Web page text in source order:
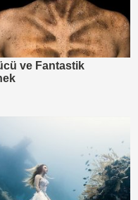
ve Fantastik